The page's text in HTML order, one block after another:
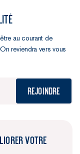
au courant de
reviendra vers vous
Rejoindre
VOTRE